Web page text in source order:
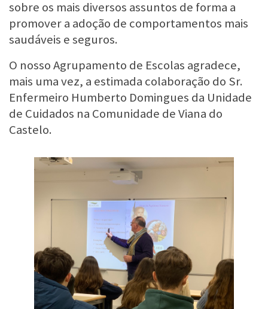
sobre os mais diversos assuntos de forma a
promover a adoção de comportamentos mais
saudáveis e seguros.
O nosso Agrupamento de Escolas agradece,
mais uma vez, a estimada colaboração do Sr.
Enfermeiro Humberto Domingues da Unidade
de Cuidados na Comunidade de Viana do
Castelo.